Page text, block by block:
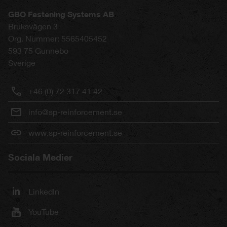
GBO Fastening Systems AB
Bruksvägen 3
Org. Nummer: 5565405452
593 75 Gunnebo
Sverige
+46 (0) 72 317 41 42
info@sp-reinforcement.se
www.sp-reinforcement.se
Sociala Medier
LinkedIn
YouTube